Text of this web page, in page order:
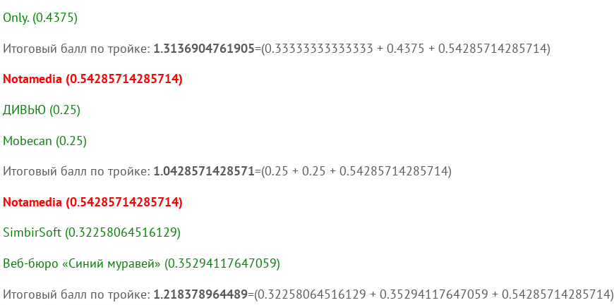
Only. (0.4375)
Итоговый балл по тройке: 1.3136904761905=(0.33333333333333 + 0.4375 + 0.54285714285714)
Notamedia (0.54285714285714)
ДИВЬЮ (0.25)
Mobecan (0.25)
Итоговый балл по тройке: 1.0428571428571=(0.25 + 0.25 + 0.54285714285714)
Notamedia (0.54285714285714)
SimbirSoft (0.32258064516129)
Веб-бюро «Синий муравей» (0.35294117647059)
Итоговый балл по тройке: 1.218378964489=(0.32258064516129 + 0.35294117647059 + 0.54285714285714)